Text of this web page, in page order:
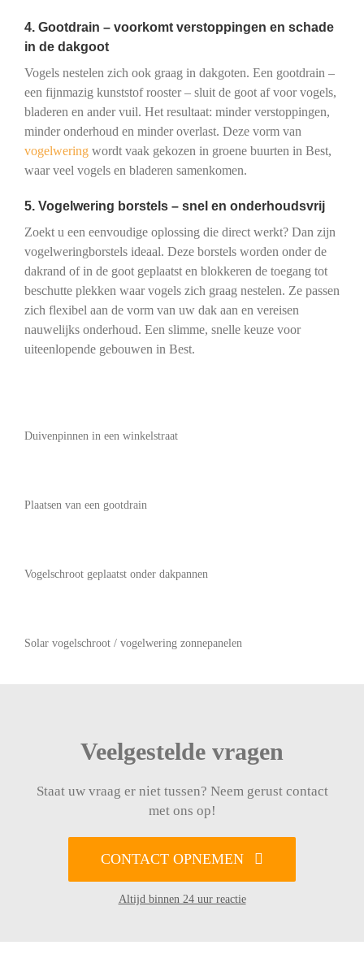
4. Gootdrain – voorkomt verstoppingen en schade
in de dakgoot
Vogels nestelen zich ook graag in dakgoten. Een gootdrain –
een fijnmazig kunststof rooster – sluit de goot af voor vogels,
bladeren en ander vuil. Het resultaat: minder verstoppingen,
minder onderhoud en minder overlast. Deze vorm van
vogelweringwordt vaak gekozen in groene buurten in Best,
waar veel vogels en bladeren samenkomen.
5. Vogelwering borstels – snel en onderhoudsvrij
Zoekt u een eenvoudige oplossing die direct werkt? Dan zijn
vogelweringborstels ideaal. Deze borstels worden onder de
dakrand of in de goot geplaatst en blokkeren de toegang tot
beschutte plekken waar vogels zich graag nestelen. Ze passen
zich flexibel aan de vorm van uw dak aan en vereisen
nauwelijks onderhoud. Een slimme, snelle keuze voor
uiteenlopende gebouwen in Best.
Duivenpinnen in een winkelstraat
Plaatsen van een gootdrain
Vogelschroot geplaatst onder dakpannen
Solar vogelschroot / vogelwering zonnepanelen
Veelgestelde vragen
Staat uw vraag er niet tussen? Neem gerust contact
met ons op!
CONTACT OPNEMEN
Altijd binnen 24 uur reactie